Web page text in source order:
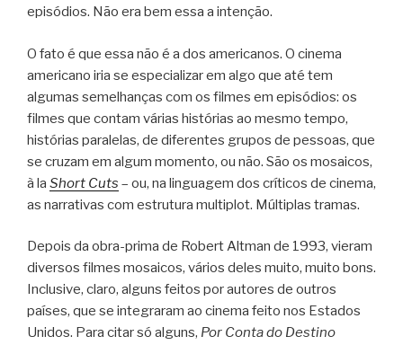
episódios. Não era bem essa a intenção.
O fato é que essa não é a dos americanos. O cinema
americano iria se especializar em algo que até tem
algumas semelhanças com os filmes em episódios: os
filmes que contam várias histórias ao mesmo tempo,
histórias paralelas, de diferentes grupos de pessoas, que
se cruzam em algum momento, ou não. São os mosaicos,
à la Short Cuts – ou, na linguagem dos críticos de cinema,
as narrativas com estrutura multiplot. Múltiplas tramas.
Depois da obra-prima de Robert Altman de 1993, vieram
diversos filmes mosaicos, vários deles muito, muito bons.
Inclusive, claro, alguns feitos por autores de outros
países, que se integraram ao cinema feito nos Estados
Unidos. Para citar só alguns, Por Conta do Destino